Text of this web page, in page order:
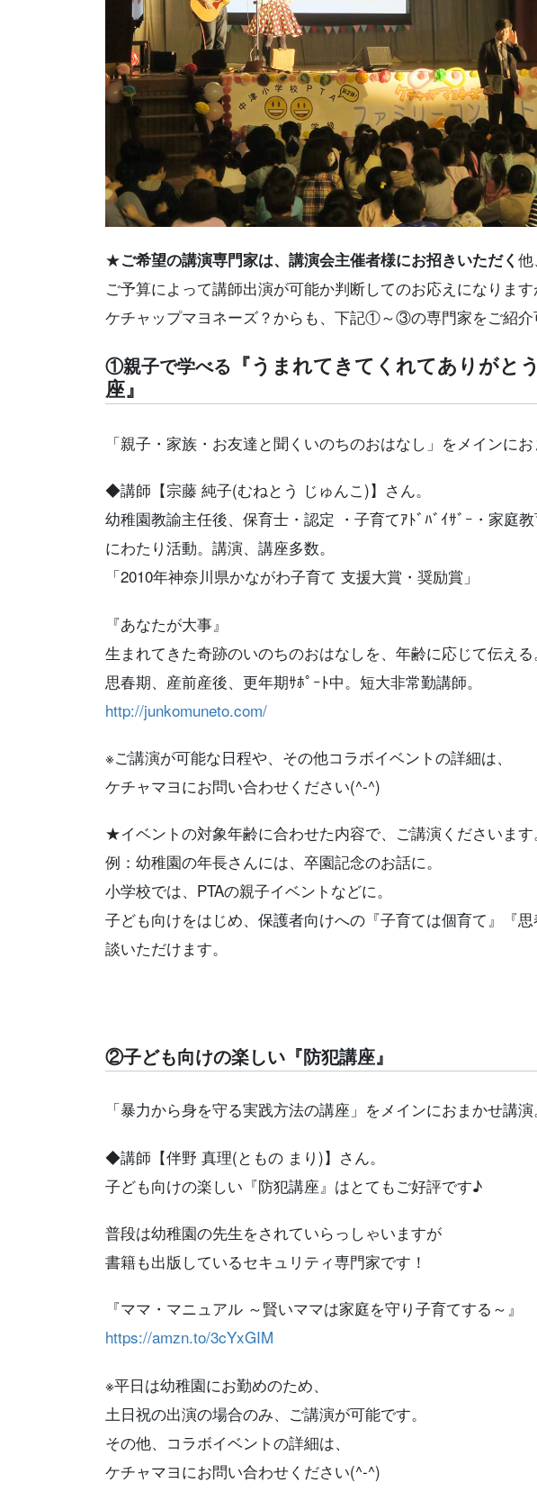
★ご希望の講演専門家は、講演会主催者様にお招きいただく 他、
ご予算によって講師出演が可能か判断してのお応えになります
ケチャップマヨネーズ？からも、下記①～③の専門家をご紹介
①親子で学べる 『うまれてきてくれてありがと
座』
「親子・家族・お友達と聞くいのちのおはなし」をメインに
◆講師【宗藤 純子(むねとう じゅんこ)】さん。
幼稚園教諭主任後、保育士・認定 ・子育てｱﾄﾞﾊﾞｲｻﾞｰ・家庭
にわたり活動。講演、講座多数。
「2010年神奈川県かながわ子育て 支援大賞・奨励賞」
『あなたが大事』
生まれてきた奇跡のいのちのおはなしを、年齢に応じて伝える。
思春期、産前産後、更年期ｻﾎﾟｰﾄ中。短大非常勤講師。
http://junkomuneto.com/
※ご講演が可能な日程や、その他コラボイベントの詳細は、
ケチャマヨにお問い合わせください(^-^)
★イベントの対象年齢に合わせた内容で、ご講演くださいます
例：幼稚園の年長さんには、卒園記念のお話に。
小学校では、PTAの親子イベントなどに。
子ども向けをはじめ、保護者向けへの『子育ては個育て』『
談いただけます。
②子ども向けの楽しい『防犯講座』
「暴力から身を守る実践方法の講座」をメインにおまかせ講演
◆講師 【伴野 真理(ともの まり)】さん。
子ども向けの楽しい『防犯講座』はとてもご好評です♪
普段は幼稚園の先生をされていらっしゃいますが
書籍も出版しているセキュリティ専門家です！
『ママ・マニュアル ～賢いママは家庭を守り子育てする～』
https://amzn.to/3cYxGIM
※平日は幼稚園にお勤めのため、
土日祝の出演の場合のみ、ご講演が可能です。
その他、コラボイベントの詳細は、
ケチャマヨにお問い合わせください(^-^)